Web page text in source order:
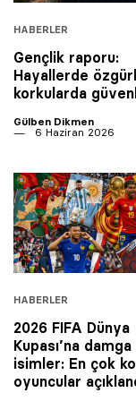
HABERLER
Gençlik raporu:
Hayallerde
korkularda
Gülben Dikmen
6 Haziran 2026
HABERLER
2026 FIFA Dünya
Kupası’na
isimler: En çok
oyuncular